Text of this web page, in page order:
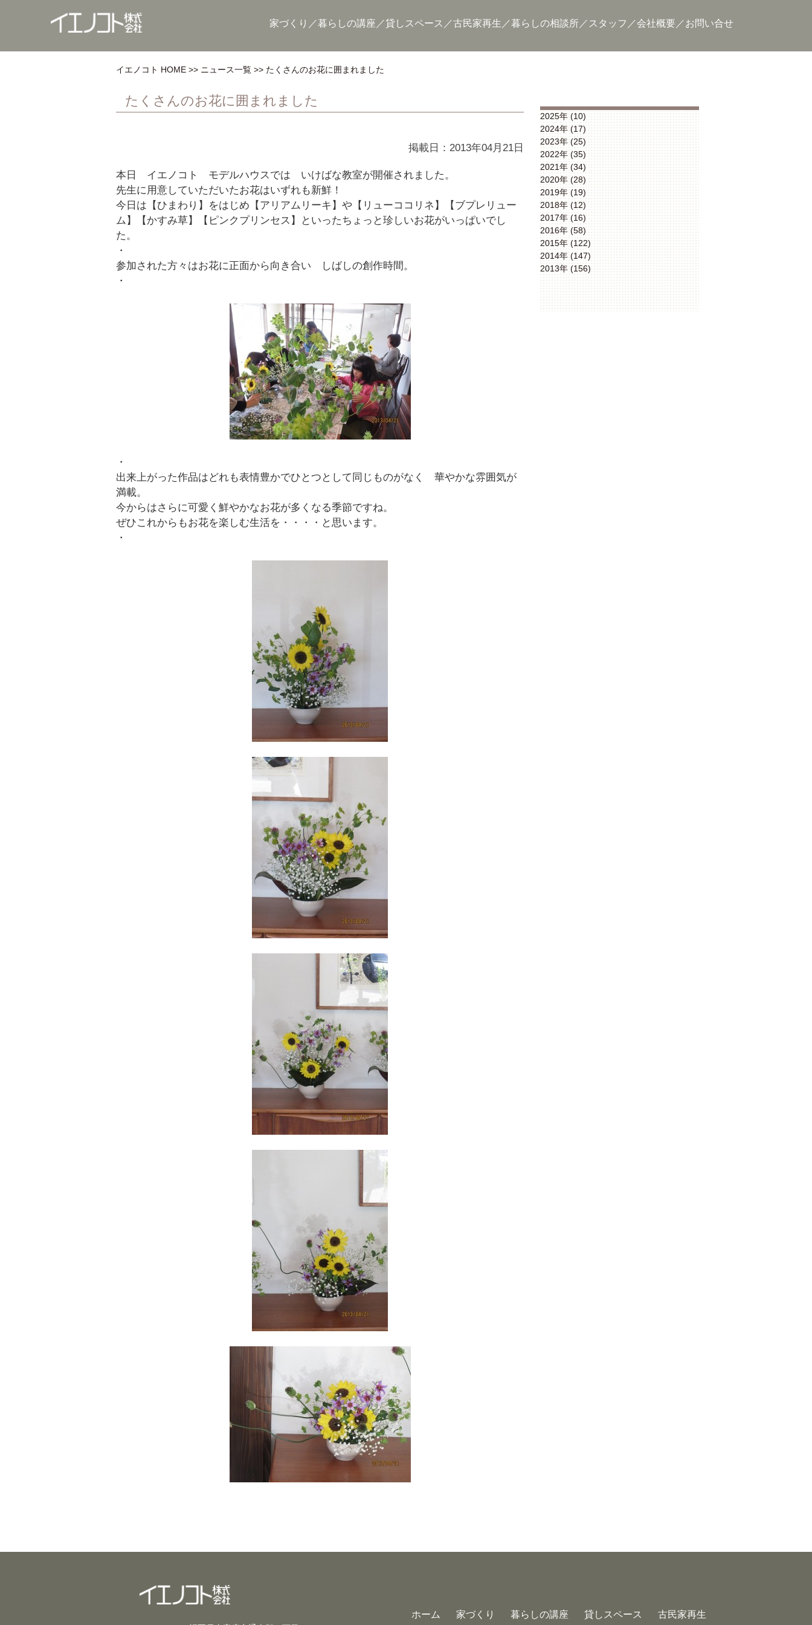
家づくり 暮らしの講座 貸しスペース 古民家再生 暮らしの相談所 スタッフ 会社概要 お問い合せ
イエノコト HOME ニュース一覧 たくさんのお花に囲まれました
たくさんのお花に囲まれました
掲載日：2013年04月21日
本日 イエノコト モデルハウスでは いけばな教室が開催されました。
先生に用意していただいたお花はいずれも新鮮！
今日は【ひまわり】をはじめ【アリアムリーキ】や【リューココリネ】【ブプレリュー
ム】【かすみ草】【ピンクプリンセス】といったちょっと珍しいお花がいっぱいでし
た。
・
参加された方々はお花に正面から向き合い しばしの創作時間。
・
・
出来上がった作品はどれも表情豊かでひとつとして同じものがなく 華やかな雰囲気が
満載。
今からはさらに可愛く鮮やかなお花が多くなる季節ですね。
ぜひこれからもお花を楽しむ生活を・・・・と思います。
・
2025年 (10)
2024年 (17)
2023年 (25)
2022年 (35)
2021年 (34)
2020年 (28)
2019年 (19)
2018年 (12)
2017年 (16)
2016年 (58)
2015年 (122)
2014年 (147)
2013年 (156)
ホーム 家づくり 暮らしの講座 貸しスペース 古民家再生